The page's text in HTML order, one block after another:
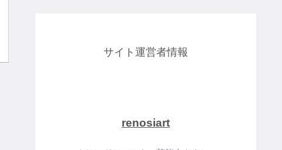
サイト運営者情報
renosiart